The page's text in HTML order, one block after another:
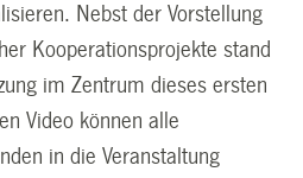
Nebst der Vorstellung
Kooperationsprojekte stand
im Zentrum dieses ersten
Video können alle
in die Veranstaltung